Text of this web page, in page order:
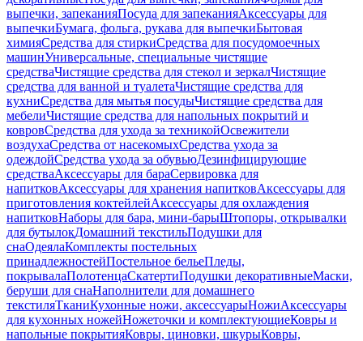
выпечки, запеканияПосуда для запеканияАксессуары для
выпечкиБумага, фольга, рукава для выпечкиБытовая
химияСредства для стиркиСредства для посудомоечных
машинУниверсальные, специальные чистящие
средстваЧистящие средства для стекол и зеркалЧистящие
средства для ванной и туалетаЧистящие средства для
кухниСредства для мытья посудыЧистящие средства для
мебелиЧистящие средства для напольных покрытий и
ковровСредства для ухода за техникойОсвежители
воздухаСредства от насекомыхСредства ухода за
одеждойСредства ухода за обувьюДезинфицирующие
средстваАксессуары для бараСервировка для
напитковАксессуары для хранения напитковАксессуары для
приготовления коктейлейАксессуары для охлаждения
напитковНаборы для бара, мини-барыШтопоры, открывалки
для бутылокДомашний текстильПодушки для
снаОдеялаКомплекты постельных
принадлежностейПостельное бельеПледы,
покрывалаПолотенцаСкатертиПодушки декоративныеМаски,
беруши для снаНаполнители для домашнего
текстиляТканиКухонные ножи, аксессуарыНожиАксессуары
для кухонных ножейНожеточки и комплектующиеКовры и
напольные покрытияКовры, циновки, шкурыКовры,